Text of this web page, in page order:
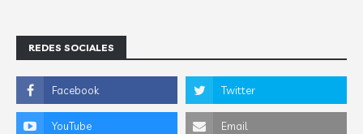
REDES SOCIALES